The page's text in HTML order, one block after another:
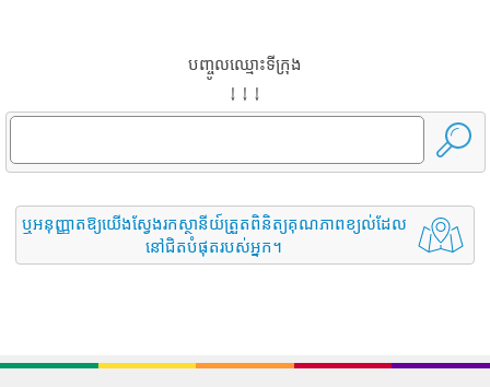
បញ្ចូលឈ្មោះទីក្រុង
↓ ↓ ↓
ឬអនុញ្ញាតឱ្យយើងស្វែងរកស្ថានីយ៍ត្រួតពិនិត្យគុណភាពខ្យល់ដែល
នៅជិតបំផុតរបស់អ្នក។